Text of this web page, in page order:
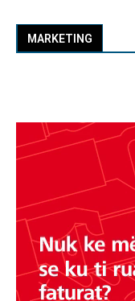
MARKETING